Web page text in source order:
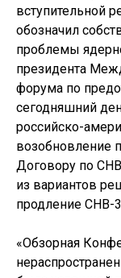
вступительной
обозначил
проблемы
президента
форума по
сегодняшний
российско-
возобновление
Договору по
из вариантов
продление СНВ-
«Обзорная